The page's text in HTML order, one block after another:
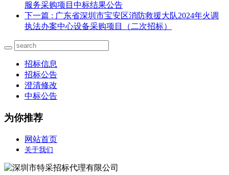
服务采购项目中标结果公告
下一篇 : 广东省深圳市宝安区消防救援大队2024年火调
执法办案中心设备采购项目（二次招标）
招标信息
招标公告
澄清修改
中标公告
为你推荐
网站首页
关于我们